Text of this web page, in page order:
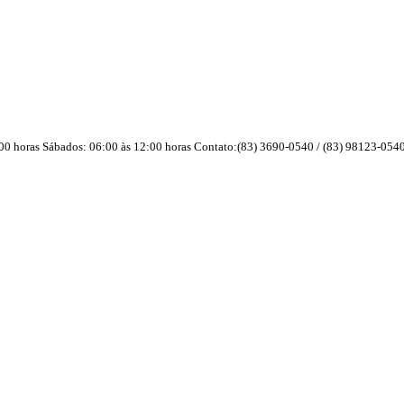
horas Sábados: 06:00 às 12:00 horas Contato:(83) 3690-0540 / (83) 98123-